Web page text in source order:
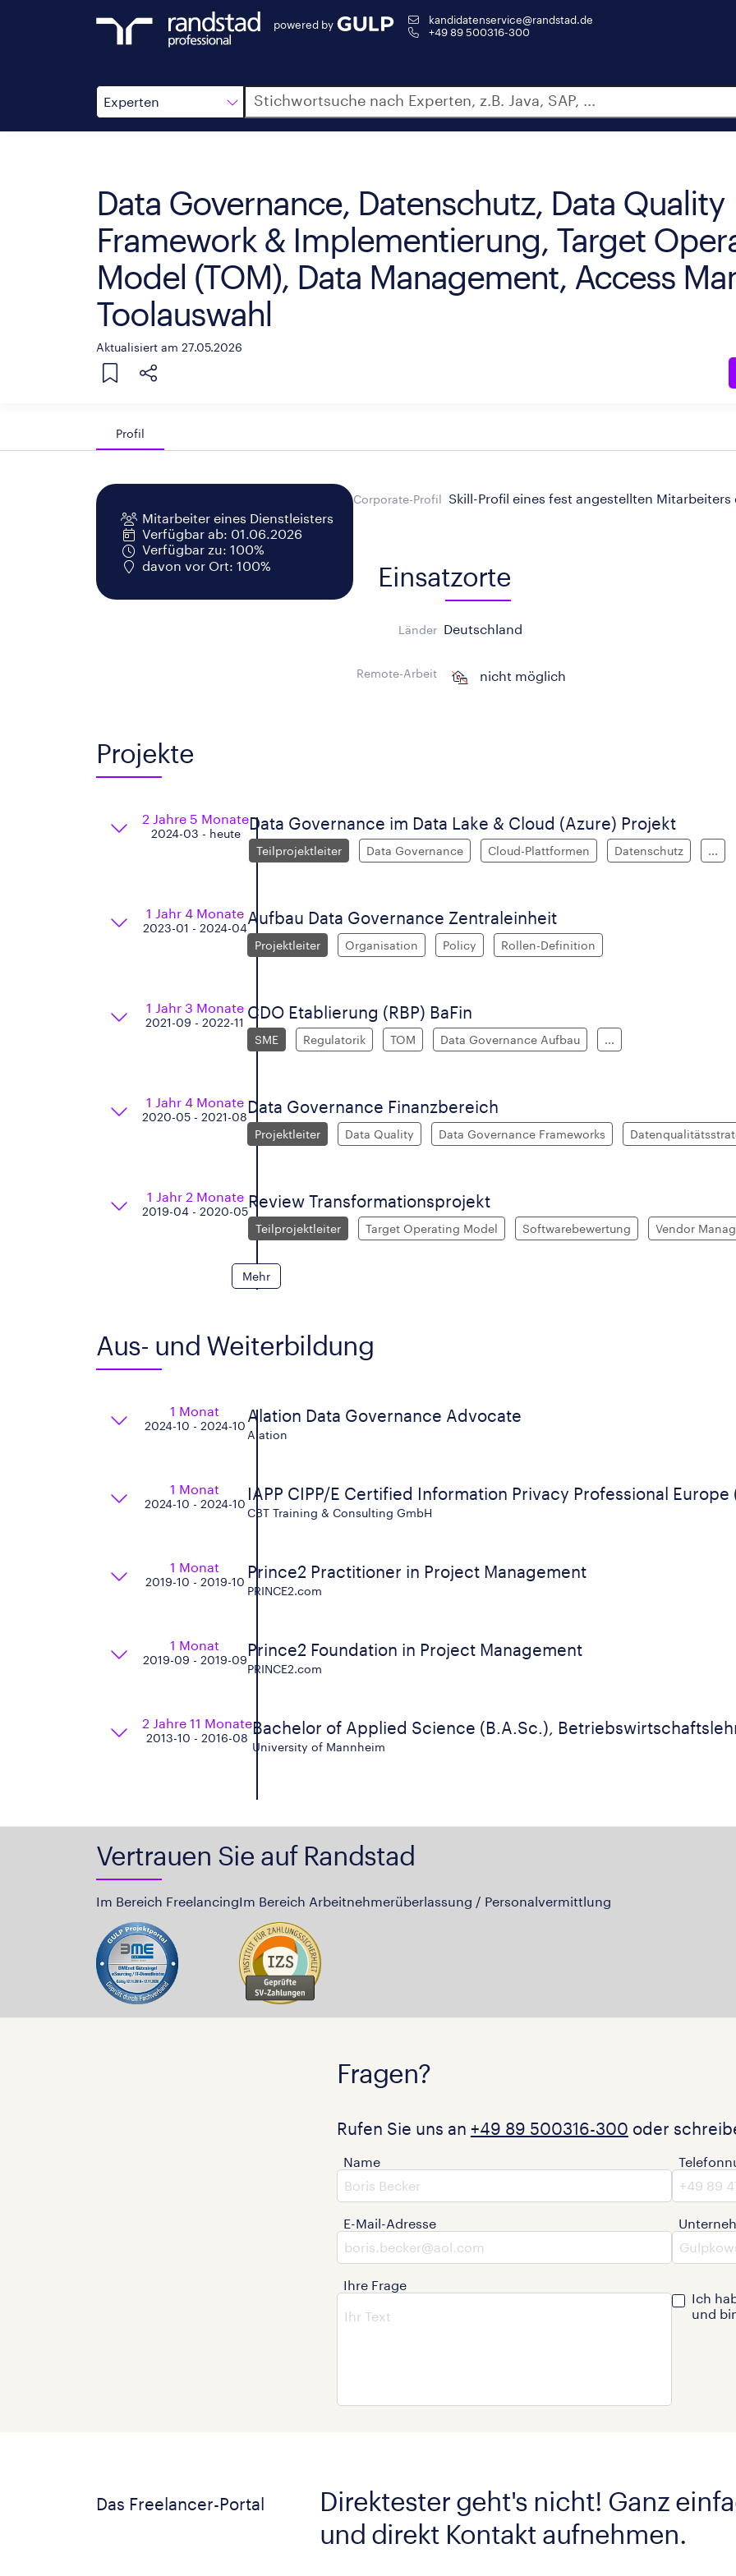
powered by
kandidatenservice@randstad.de
+49 89 500316-300
Experten
Suche
Data Governance, Datenschutz, Data Quality
Framework & Implementierung, Target
Model (TOM), Data Management, Access
Toolauswahl
Aktualisiert am 27.05.2026
Profil
Mitarbeiter eines Dienstleisters
Verfügbar ab: 01.06.2026
Verfügbar zu: 100%
davon vor Ort: 100%
Corporate-Profil Skill-Profil eines fest angestellten Mitarbeiters
Einsatzorte
Länder Deutschland
Remote-Arbeit nicht möglich
Projekte
2 Jahre 5 Monate
2024-03 - heute
Data Governance im Data Lake & Cloud (Azure) Projekt
Teilprojektleiter Data Governance Cloud-Plattformen Datenschutz ...
1 Jahr 4 Monate
2023-01 - 2024-04
Aufbau Data Governance Zentraleinheit
Projektleiter Organisation Policy Rollen-Definition
1 Jahr 3 Monate
2021-09 - 2022-11
CDO Etablierung (RBP) BaFin
SME Regulatorik TOM Data Governance Aufbau ...
1 Jahr 4 Monate
2020-05 - 2021-08
Data Governance Finanzbereich
Projektleiter Data Quality Data Governance Frameworks
1 Jahr 2 Monate
2019-04 - 2020-05
Review Transformationsprojekt
Teilprojektleiter Target Operating Model Softwarebewertung Vendor
Mehr
Aus- und Weiterbildung
1 Monat
2024-10 - 2024-10
Alation Data Governance Advocate
Alation
1 Monat
2024-10 - 2024-10
IAPP CIPP/E Certified Information Privacy Professional
CBT Training & Consulting GmbH
1 Monat
2019-10 - 2019-10
Prince2 Practitioner in Project Management
PRINCE2.com
1 Monat
2019-09 - 2019-09
Prince2 Foundation in Project Management
PRINCE2.com
2 Jahre 11 Monate
2013-10 - 2016-08
Bachelor of Applied Science (B.A.Sc.),
University of Mannheim
Vertrauen Sie auf Randstad
Im Bereich FreelancingIm Bereich Arbeitnehmerüberlassung / Personalvermittlung
Fragen?
Rufen Sie uns an +49 89 500316-300 oder
Name
E-Mail-Adresse
Ihre Frage
Ich
und
Das Freelancer-Portal
Direktester geht's nicht! Ganz
und direkt Kontakt aufnehmen.